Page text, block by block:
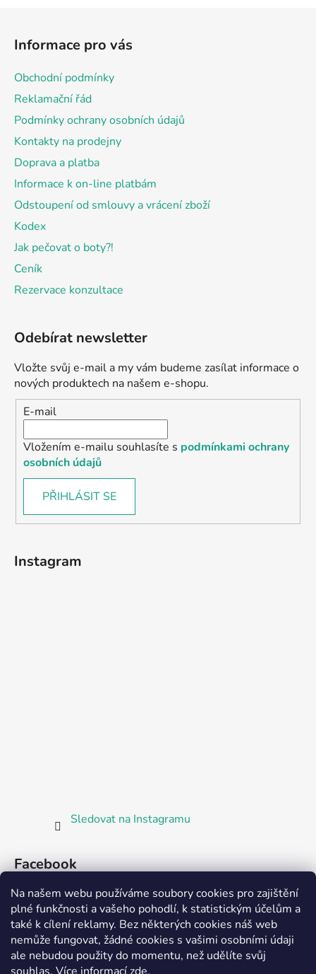
Na našem webu používáme soubory cookies pro zajištění
plné funkčnosti a vašeho pohodlí, k statistickým účelům a
také k cílení reklamy. Bez některých cookies náš web
nemůže fungovat, žádné cookies s vašimi osobními údaji
ale nebudou použity do momentu, než udělíte svůj
Informace pro vás
Obchodní podmínky
Reklamační řád
Podmínky ochrany osobních údajů
Kontakty na prodejny
Doprava a platba
Informace k on-line platbám
Odstoupení od smlouvy a vrácení zboží
Kodex
Jak pečovat o boty?!
Ceník
Rezervace konzultace
Odebírat newsletter
Vložte svůj e-mail a my vám budeme zasílat informace o
nových produktech na našem e-shopu.
E-mail
Vložením e-mailu souhlasíte s podmínkami ochrany
osobních údajů
PŘIHLÁSIT SE
Instagram
Sledovat na Instagramu
Facebook
Partnerská prodejna Barefoot Plzeň